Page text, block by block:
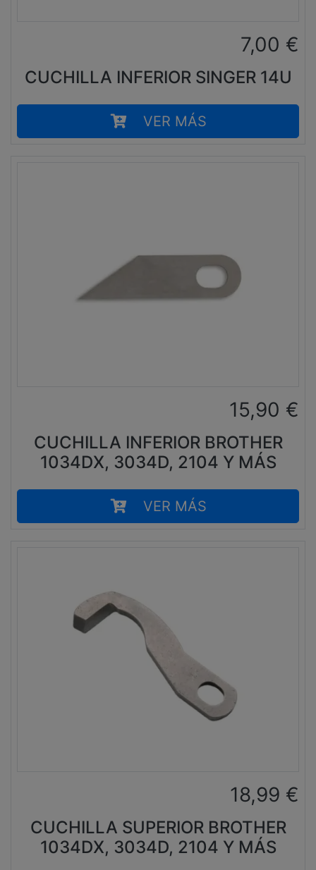
7,00 €
CUCHILLA INFERIOR SINGER 14U
VER MÁS
15,90 €
CUCHILLA INFERIOR BROTHER
1034DX, 3034D, 2104 Y MÁS
VER MÁS
18,99 €
CUCHILLA SUPERIOR BROTHER
1034DX, 3034D, 2104 Y MÁS